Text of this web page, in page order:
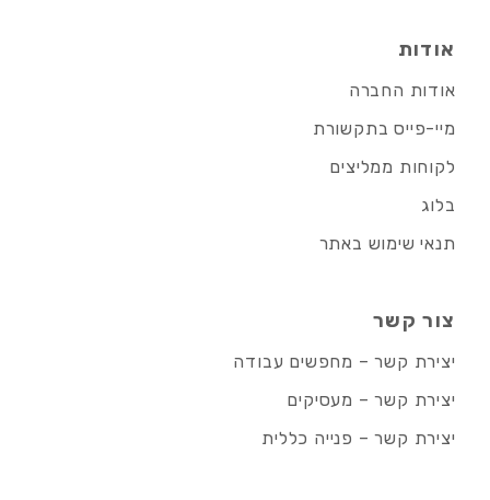
אודות
אודות החברה
מיי-פייס בתקשורת
לקוחות ממליצים
בלוג
תנאי שימוש באתר
צור קשר
יצירת קשר – מחפשים עבודה
יצירת קשר – מעסיקים
יצירת קשר – פנייה כללית